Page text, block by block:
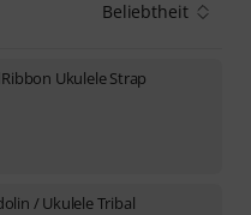
Beliebtheit
Ukulele Strap
/ Ukulele Tribal